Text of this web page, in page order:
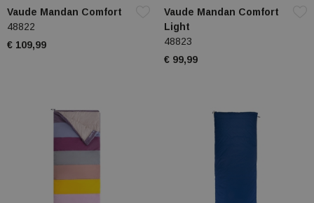
Vaude Mandan Comfort
48822
€ 109,99
Vaude Mandan Comfort
Light
48823
€ 99,99